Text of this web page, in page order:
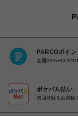
PARCOポイン
全国のPARCOや
ポケパル払い
初回登録＆お買物